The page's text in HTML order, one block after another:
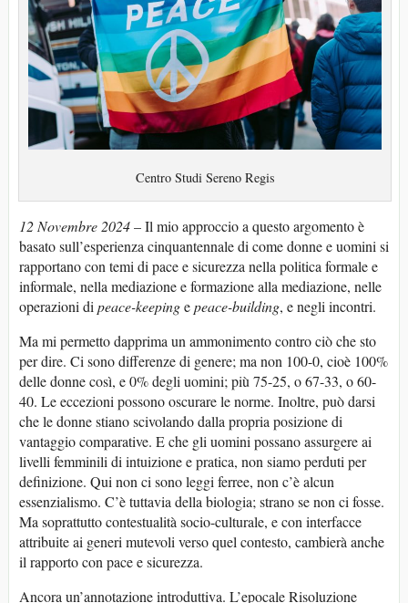
Centro Studi Sereno Regis
12 Novembre 2024– Il mio approccio a questo argomento è
basato sull’esperienza cinquantennale di come donne e uomini si
rapportano con temi di pace e sicurezza nella politica formale e
informale, nella mediazione e formazione alla mediazione, nelle
operazioni di peace-keepingepeace-building, e negli incontri.
Ma mi permetto dapprima un ammonimento contro ciò che sto
per dire. Ci sono differenze di genere; ma non 100-0, cioè 100%
delle donne così, e 0% degli uomini; più 75-25, o 67-33, o 60-
40. Le eccezioni possono oscurare le norme. Inoltre, può darsi
che le donne stiano scivolando dalla propria posizione di
vantaggio comparative. E che gli uomini possano assurgere ai
livelli femminili di intuizione e pratica, non siamo perduti per
definizione. Qui non ci sono leggi ferree, non c’è alcun
essenzialismo. C’è tuttavia della biologia; strano se non ci fosse.
Ma soprattutto contestualità socio-culturale, e con interfacce
attribuite ai generi mutevoli verso quel contesto, cambierà anche
il rapporto con pace e sicurezza.
Ancora un’annotazione introduttiva. L’epocale Risoluzione